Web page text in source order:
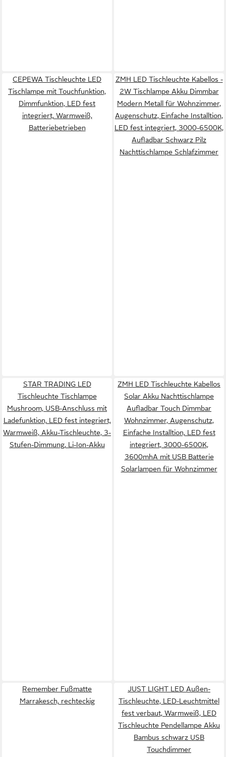
CEPEWA Tischleuchte LED
Tischlampe mit Touchfunktion,
Dimmfunktion, LED fest
integriert, Warmweiß,
Batteriebetrieben
ZMH LED Tischleuchte Kabellos -
2W Tischlampe Akku Dimmbar
Modern Metall für Wohnzimmer,
Augenschutz, Einfache Installtion,
LED fest integriert, 3000-6500K,
Aufladbar Schwarz Pilz
Nachttischlampe Schlafzimmer
STAR TRADING LED
Tischleuchte Tischlampe
Mushroom, USB-Anschluss mit
Ladefunktion, LED fest integriert,
Warmweiß, Akku-Tischleuchte, 3-
Stufen-Dimmung, Li-Ion-Akku
ZMH LED Tischleuchte Kabellos
Solar Akku Nachttischlampe
Aufladbar Touch Dimmbar
Wohnzimmer, Augenschutz,
Einfache Installtion, LED fest
integriert, 3000-6500K,
3600mhA mit USB Batterie
Solarlampen für Wohnzimmer
Remember Fußmatte
Marrakesch, rechteckig
JUST LIGHT LED Außen-
Tischleuchte, LED-Leuchtmittel
fest verbaut, Warmweiß, LED
Tischleuchte Pendellampe Akku
Bambus schwarz USB
Touchdimmer